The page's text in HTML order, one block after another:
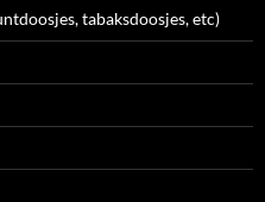
tabaksdoosjes, etc)